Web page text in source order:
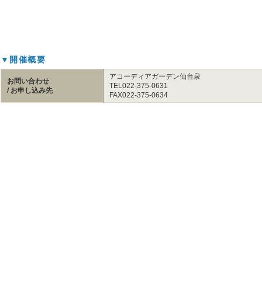
▼開催概要
お問い合わせ
/ お申し込み先
アコーディアガーデン仙台泉
TEL022-375-0631
FAX022-375-0634